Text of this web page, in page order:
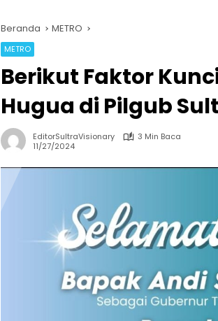
Beranda METRO
METRO
Berikut Faktor
Hugua di Pilgub
EditorSultraVisionary
3 Min Baca
11/27/2024